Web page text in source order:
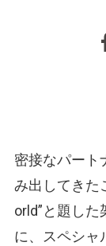
密接なパート
み出してきた
orld”と題し
に、スペシャ